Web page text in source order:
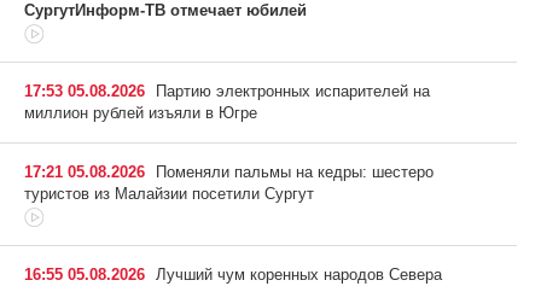
СургутИнформ-ТВ отмечает юбилей
17:53 05.08.2026
Партию электронных испарителей на
миллион рублей изъяли в Югре
17:21 05.08.2026
Поменяли пальмы на кедры: шестеро
туристов из Малайзии посетили Сургут
16:55 05.08.2026 Лучший чум коренных народов Севера